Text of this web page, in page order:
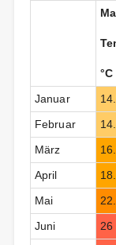
°C
Januar
Februar
März
April
Mai
Juni 26